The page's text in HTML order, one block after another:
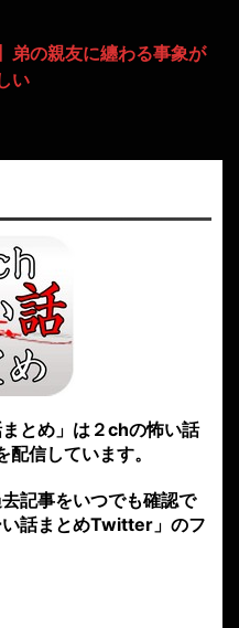
弟の親友に纏わる事象が
い
とめ」は２chの怖い話
信しています。
記事をいつでも確認で
話まとめTwitter」のフ